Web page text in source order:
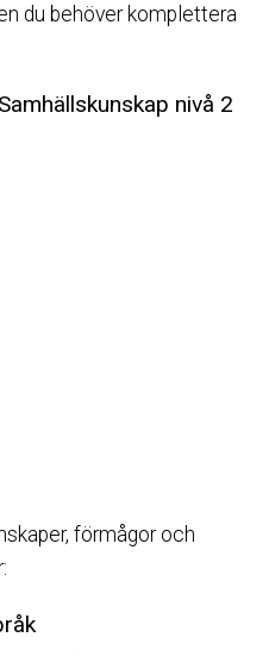
du behöver komplettera
nivå 2
förmågor och